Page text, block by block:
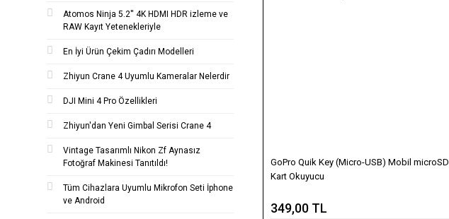
Atomos Ninja 5.2'' 4K HDMI HDR izleme ve
RAW Kayıt Yetenekleriyle
En İyi Ürün Çekim Çadırı Modelleri
Zhiyun Crane 4 Uyumlu Kameralar Nelerdir
DJI Mini 4 Pro Özellikleri
Zhiyun'dan Yeni Gimbal Serisi Crane 4
Vintage Tasarımlı Nikon Zf Aynasız
Fotoğraf Makinesi Tanıtıldı!
Tüm Cihazlara Uyumlu Mikrofon Seti İphone
ve Android
GoPro Quik Key (Micro-USB) Mobil microSD
Kart Okuyucu
349,00 TL